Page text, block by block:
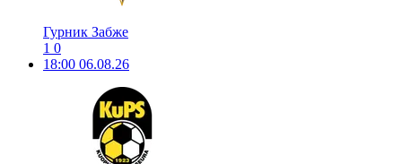
Гурник Забже
1 0
18:00 06.08.26